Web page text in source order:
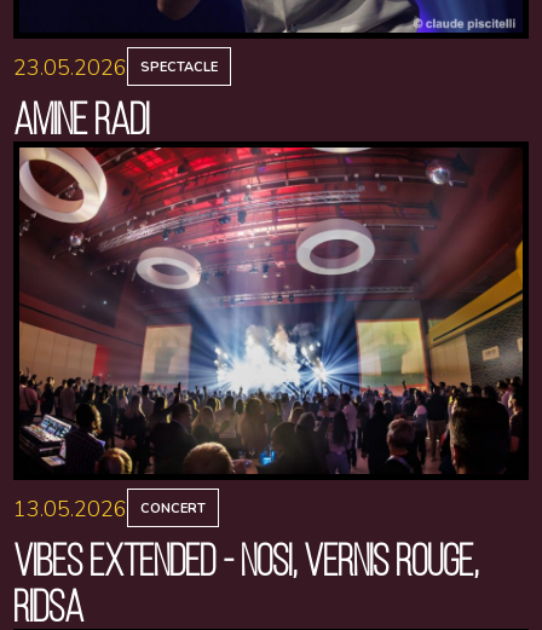
23.05.2026 SPECTACLE
AMINE RADI
13.05.2026 CONCERT
VIBES EXTENDED - NOSI, VERNIS ROUGE,
RIDSA